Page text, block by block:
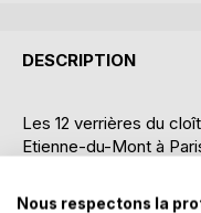
DESCRIPTION
Les 12 verrières du
Etienne-du-Mont à
faire des Maîtres
Nous respectons la